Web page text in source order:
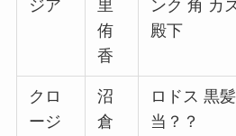
ジア
里
侑
香
ンク 角 カ
殿下
クロ
ージ
沼
倉
ロドス 黒
当？？